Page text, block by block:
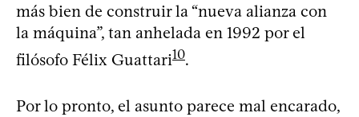
más bien de construir la “nueva alianza con
la máquina”, tan anhelada en 1992 por el
filósofo Félix Guattari10.
Por lo pronto, el asunto parece mal encarado,